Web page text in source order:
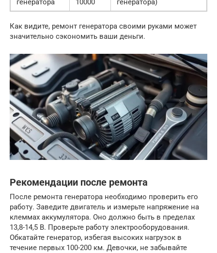
генератора
10000
генератора)
Как видите, ремонт генератора своими руками может
значительно сэкономить ваши деньги.
Рекомендации после ремонта
После ремонта генератора необходимо проверить его
работу. Заведите двигатель и измерьте напряжение на
клеммах аккумулятора. Оно должно быть в пределах
13,8-14,5 В. Проверьте работу электрооборудования.
Обкатайте генератор, избегая высоких нагрузок в
течение первых 100-200 км. Девочки, не забывайте